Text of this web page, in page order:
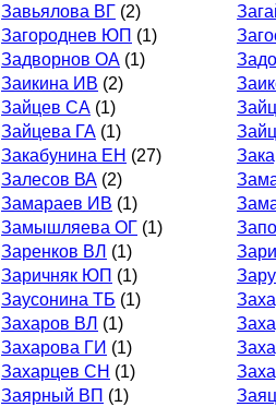
Завьялова ВГ (2)
Загороднев ЮП (1)
Задворнов ОА (1)
Заикина ИВ (2)
Зайцев СА (1)
Зайцева ГА (1)
Закабунина ЕН (27)
Залесов ВА (2)
Замараев ИВ (1)
Замышляева ОГ (1)
Заренков ВЛ (1)
Заричняк ЮП (1)
Заусонина ТБ (1)
Захаров ВЛ (1)
Захарова ГИ (1)
Захарцев СН (1)
Заярный ВП (1)